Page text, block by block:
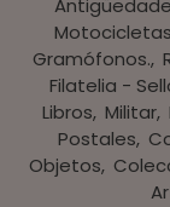
Motocicletas
Gramófonos.
Filatelia -
Libros Militar
Postales
Objetos